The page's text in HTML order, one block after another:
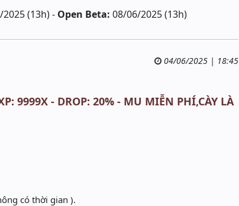
(13h) - Open Beta: 08/06/2025 (13h)
04/06/2025 | 18:45
9999X - DROP: 20% - MU MIỄN PHÍ,CÀY LÀ
có thời gian ).